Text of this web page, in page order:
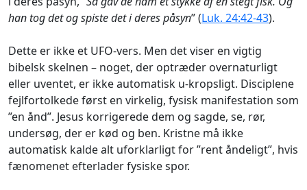
han tog det og spiste det i deres påsyn” (Luk. 24:42-43).
Dette er ikke et UFO-vers. Men det viser en vigtig
bibelsk skelnen – noget, der optræder overnaturligt
eller uventet, er ikke automatisk u-kropsligt. Disciplene
fejlfortolkede først en virkelig, fysisk manifestation som
”en ånd”. Jesus korrigerede dem og sagde, se, rør,
undersøg, der er kød og ben. Kristne må ikke
automatisk kalde alt uforklarligt for ”rent åndeligt”, hvis
fænomenet efterlader fysiske spor.